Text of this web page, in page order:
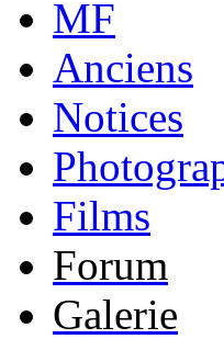
MF
Anciens
Notices
Films
Forum
Galerie